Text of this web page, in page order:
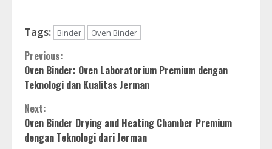
Tags: Binder Oven Binder
Continue
Reading
Previous:
Oven Binder: Oven Laboratorium Premium dengan
Teknologi dan Kualitas Jerman
Next:
Oven Binder Drying and Heating Chamber Premium
dengan Teknologi dari Jerman